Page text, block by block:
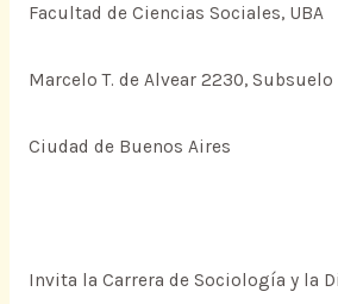
Facultad de Ciencias Sociales, UBA
Marcelo T. de Alvear 2230, Subsuelo
Ciudad de Buenos Aires
Invita la Carrera de Sociología y la